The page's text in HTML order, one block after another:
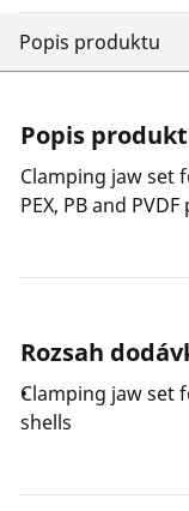
Popis produktu
Popis
Clamping jaw set
PEX, PB and
Rozsah
Clamping jaw set
shells